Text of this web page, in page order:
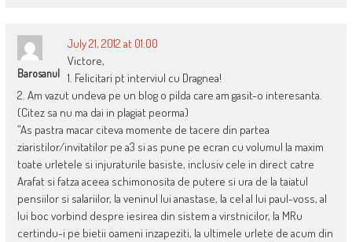
Barosanul
July 21, 2012 at 01:00
Victore,
1. Felicitari pt interviul cu Dragnea!
2. Am vazut undeva pe un blog o pilda care am gasit-o interesanta.
(Citez sa nu ma dai in plagiat peorma)
”As pastra macar citeva momente de tacere din partea
ziaristilor/invitatilor pe a3 si as pune pe ecran cu volumul la maxim
toate urletele si injuraturile basiste, inclusiv cele in direct catre
Arafat si fatza aceea schimonosita de putere si ura de la taiatul
pensiilor si salariilor, la veninul lui anastase, la cel al lui paul-voss, al
lui boc vorbind despre iesirea din sistem a virstnicilor, la MRu
certindu-i pe bietii oameni inzapeziti, la ultimele urlete de acum din